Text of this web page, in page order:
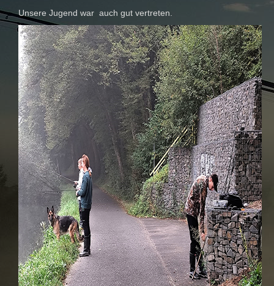
Unsere Jugend war auch gut vertreten.